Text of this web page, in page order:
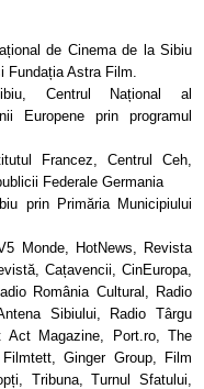
de Cinema de la Sibiu
Astra Film.
Centrul Național al
Europene prin programul
Francez, Centrul Ceh,
Federale Germania
prin Primăria Municipiului
Monde, HotNews, Revista
Cațavencii, CinEuropa,
România Cultural, Radio
Sibiului, Radio Târgu
Magazine, Port.ro, The
Ginger Group, Film
Tribuna, Turnul Sfatului,